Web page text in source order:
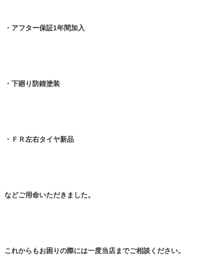
・アフター保証1年間加入
・下廻り防錆塗装
・ＦＲ左右タイヤ新品
などご用命いただきました。
これからもお困りの際には一度当店までご相談ください。